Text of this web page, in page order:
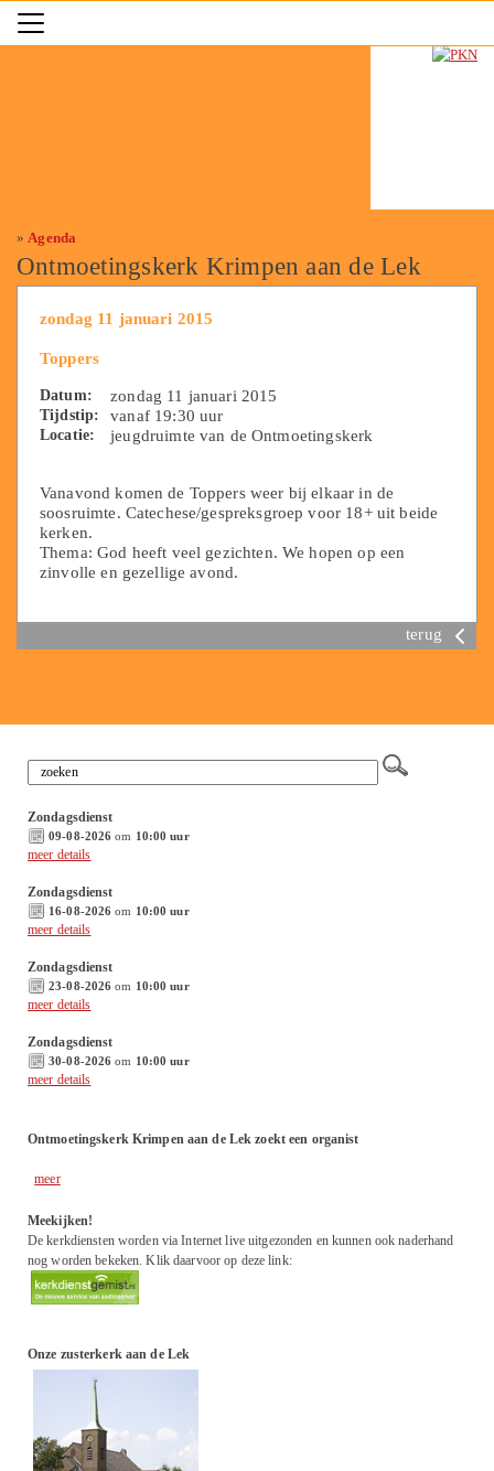
»Agenda
Ontmoetingskerk Krimpen aan de Lek
zondag 11 januari 2015
Toppers
Datum: zondag 11 januari 2015
Tijdstip: vanaf 19:30 uur
Locatie: jeugdruimte van de Ontmoetingskerk
Vanavond komen de Toppers weer bij elkaar in de
soosruimte. Catechese/gespreksgroep voor 18+ uit beide
kerken.
Thema: God heeft veel gezichten. We hopen op een
zinvolle en gezellige avond.
terug
Zondagsdienst
09-08-2026 om 10:00 uur
meer details
Zondagsdienst
16-08-2026 om 10:00 uur
meer details
Zondagsdienst
23-08-2026 om 10:00 uur
meer details
Zondagsdienst
30-08-2026 om 10:00 uur
meer details
Ontmoetingskerk Krimpen aan de Lek zoekt een organist
meer
Meekijken!
De kerkdiensten worden via Internet live uitgezonden en kunnen ook naderhand
nog worden bekeken. Klik daarvoor op deze link:
Onze zusterkerk aan de Lek